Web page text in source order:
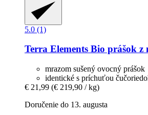
5.0 (1)
Terra Elements Bio prášok z
mrazom sušený ovocný prášok
identické s príchuťou
€ 21,99 (€ 219,90 / kg)
Doručenie do 13. augusta